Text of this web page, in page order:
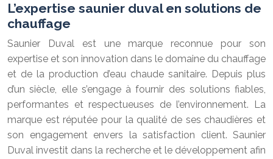
L’expertise saunier duval en solutions de
chauffage
Saunier Duval est une marque reconnue pour son
expertise et son innovation dans le domaine du chauffage
et de la production d’eau chaude sanitaire. Depuis plus
d’un siècle, elle s’engage à fournir des solutions fiables,
performantes et respectueuses de l’environnement. La
marque est réputée pour la qualité de ses chaudières et
son engagement envers la satisfaction client. Saunier
Duval investit dans la recherche et le développement afin